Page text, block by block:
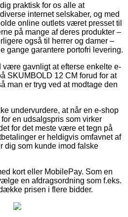
praktisk for os alle at
internet selskaber, og med
online outlets været presset til
på mange af deres produkter –
også til herrer og damer –
gange garantere portofri levering.
være gavnligt at efterse enkelte e-
SKUMBOLD 12 CM forud for at
man er tryg ved at modtage den
undervurdere, at når en e-shop
en udsalgspris som virker
for det meste være et tegn på
er heldigvis omfavnet af
dig som kunde imod falske
kort eller MobilePay. Som en
en afdragsordning som f.eks.
prisen i flere bidder.